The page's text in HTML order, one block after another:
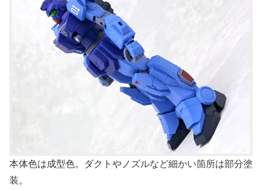
本体色は成型色。ダクトやノズルなど細かい箇所は部分塗
装。